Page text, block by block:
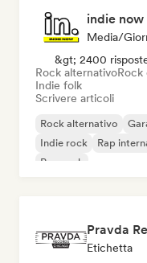
indie now
Media/
&gt; 2400
Rock alternativo
Indie folk
Scrivere articoli
Rock alternativo
Indie rock
Rap
Pop rock
Pravda
Etichetta